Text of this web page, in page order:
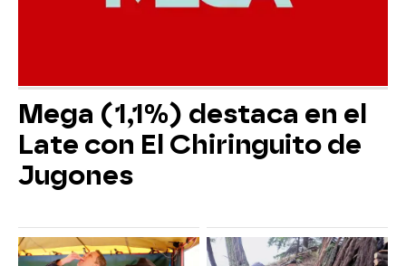
Mega (1,1%) destaca en el
Late con El Chiringuito de
Jugones